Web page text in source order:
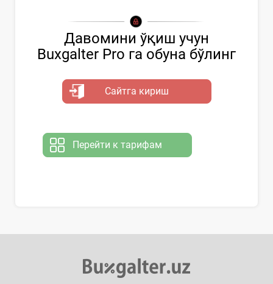
Давомини ўқиш учун
Buxgalter Pro га обуна бўлинг
Сайтга кириш
Перейти к тарифам